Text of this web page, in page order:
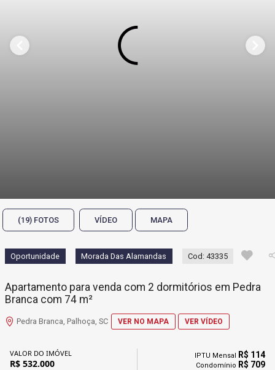
(19) FOTOS VÍDEO MAPA
Oportunidade Morada Das Alamandas Cod: 43335
Apartamento para venda com 2 dormitórios em Pedra
Branca com 74 m²
Pedra Branca, Palhoça, SC VER NO MAPA VER VÍDEO
VALOR DO IMÓVEL
R$ 532.000
IPTU Mensal R$ 114
Condomínio R$ 709